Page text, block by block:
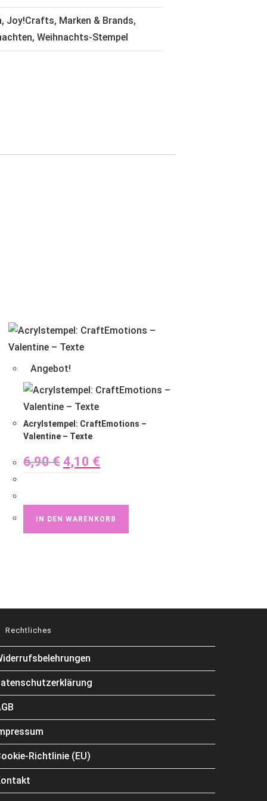
, Joy!Crafts, Marken & Brands,
, Weihnachts-Stempel
Angebot!
Acrylstempel: CraftEmotions –
Valentine – Texte
6,90€ 4,10 €
IN DEN WARENKORB
Rechtliches
Richtlinie (EU)